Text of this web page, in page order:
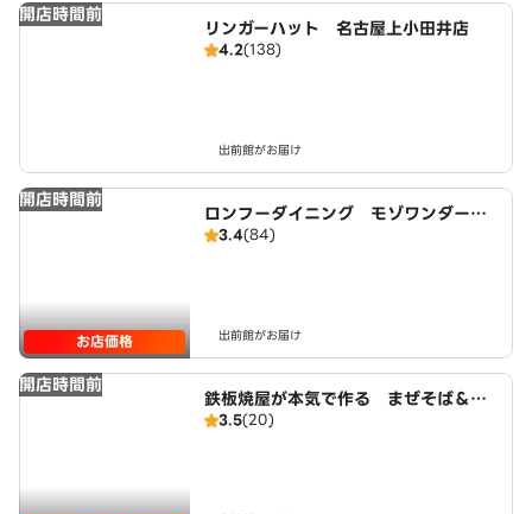
開店時間前
リンガーハット 名古屋上小田井店
4.2(138)
出前館がお届け
開店時間前
お店価格
ロンフーダイニング モゾワンダーシ
ティー名古屋店
3.4(84)
出前館がお届け
開店時間前
鉄板焼屋が本気で作る まぜそば＆ら
ーめん むらまさ
3.5(20)